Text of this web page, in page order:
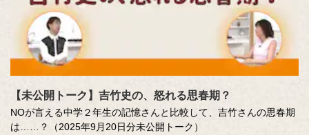
【未公開トーク】吉竹史の、怒れる思春期？
NOが言える中学２年生の記憶さんと比較して、吉竹さんの思春期
は……？（2025年9月20日分未公開トーク）